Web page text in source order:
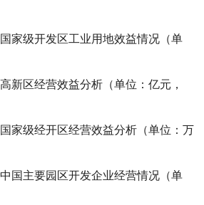
国家级开发区工业用地效益情况（单
新区经营效益分析（单位：亿元，
国家级经开区经营效益分析（单位：万
中国主要园区开发企业经营情况（单